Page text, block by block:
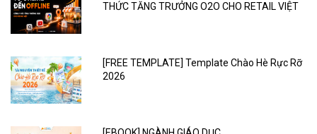
THỨC TĂNG TRƯỞNG O2O CHO RETAIL VIỆT
[FREE TEMPLATE] Template Chào Hè Rực Rỡ
2026